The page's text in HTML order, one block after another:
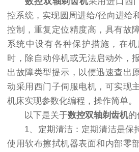
控系统，实现圆周进给/径向进给
控制，重复定位精度高，具有故
系统中设有各种保护措施，在
时，除自动停机或无法启动外，
出故障类型提示，以便迅速查出
动采用西门子伺服电机，可实现
机床实现参数化编程，操作简单。
以下是关于数控双轴剃齿机的
1、定期清洁：定期清洁是保持
使用软布擦拭机器表面和内部零